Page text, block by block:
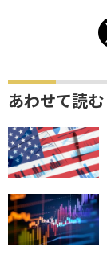
あわせて読む